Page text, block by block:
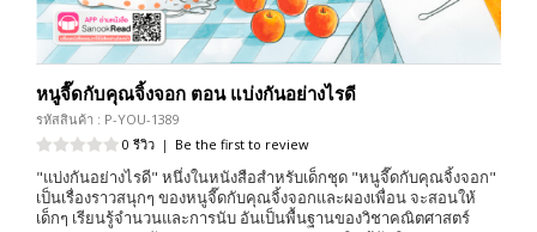
หนูจี๊ดกับคุณจิ้งจอก ตอน แบ่งกันอย่างไรดี
รหัสสินค้า : P-YOU-1389
0 รีวิว | Be the first to review
"แบ่งกันอย่างไรดี" หนึ่งในหนังสือสำหรับเด็กชุด "หนูจี๊ดกับคุณจิ้งจอก"
เป็นเรื่องราวสนุกๆ ของหนูจี๊ดกับคุณจิ้งจอกและผองเพื่อน จะสอนให้
เด็กๆ เรียนรู้จำนวนและการนับ อันเป็นพื้นฐานของวิชาคณิตศาสตร์